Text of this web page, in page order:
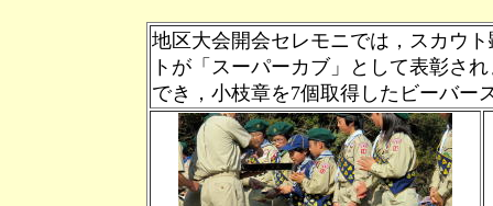
地区大会開会セレモニでは，スカウ
トが「スーパーカブ」として表彰さ
でき，小枝章を7個取得したビーバー